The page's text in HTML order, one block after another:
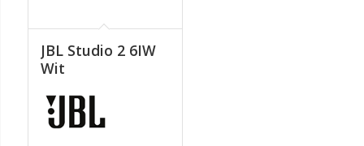
JBL Studio 2 6IW
Wit